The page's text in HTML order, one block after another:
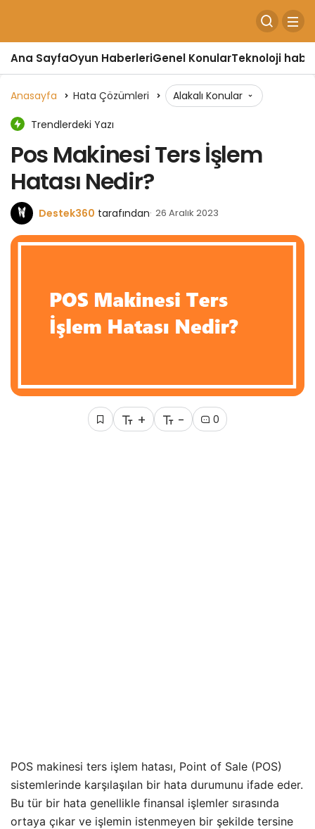
Ana SayfaOyun HaberleriGenel KonularTeknoloji
Anasayfa Hata Çözümleri Alakalı Konular
Trendlerdeki Yazı
Pos Makinesi Ters İşlem
Hatası Nedir?
Destek360 tarafından 26 Aralık 2023
+ - 0
POS makinesi ters işlem hatası, Point of Sale (POS)
sistemlerinde karşılaşılan bir hata durumunu ifade eder.
Bu tür bir hata genellikle finansal işlemler sırasında
ortaya çıkar ve işlemin istenmeyen bir şekilde tersine